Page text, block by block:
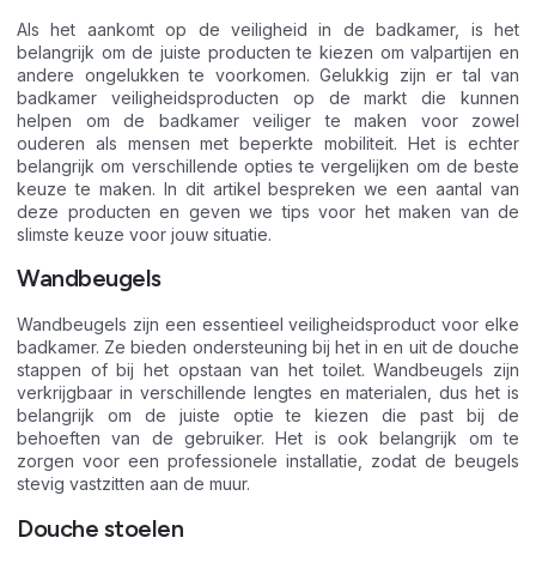
Als het aankomt op de veiligheid in de badkamer, is het
belangrijk om de juiste producten te kiezen om valpartijen en
andere ongelukken te voorkomen. Gelukkig zijn er tal van
badkamer veiligheidsproducten op de markt die kunnen
helpen om de badkamer veiliger te maken voor zowel
ouderen als mensen met beperkte mobiliteit. Het is echter
belangrijk om verschillende opties te vergelijken om de beste
keuze te maken. In dit artikel bespreken we een aantal van
deze producten en geven we tips voor het maken van de
slimste keuze voor jouw situatie.
Wandbeugels
Wandbeugels zijn een essentieel veiligheidsproduct voor elke
badkamer. Ze bieden ondersteuning bij het in en uit de douche
stappen of bij het opstaan van het toilet. Wandbeugels zijn
verkrijgbaar in verschillende lengtes en materialen, dus het is
belangrijk om de juiste optie te kiezen die past bij de
behoeften van de gebruiker. Het is ook belangrijk om te
zorgen voor een professionele installatie, zodat de beugels
stevig vastzitten aan de muur.
Douche stoelen